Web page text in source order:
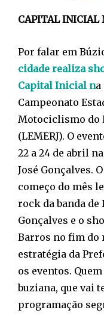
CAPITAL INICIAL
Por falar em
cidade realiza
Capital Inicial na
Campeonato
Motociclismo do
(LEMERJ). O
22 a 24 de abril
José Gonçalves.
começo do mês
rock da banda de
Gonçalves e o
Barros no fim do
estratégia da
os eventos.
buziana, que vai
programação